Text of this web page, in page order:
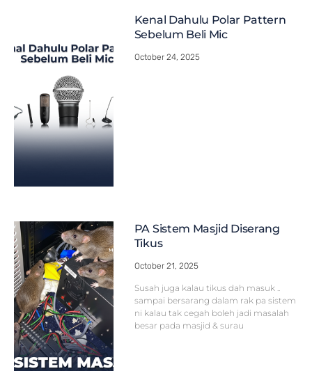
Kenal Dahulu Polar Pattern
Sebelum Beli Mic
October 24, 2025
PA Sistem Masjid Diserang
Tikus
October 21, 2025
Susah juga kalau tikus dah masuk ..
sampai bersarang dalam rak pa sistem
ni kalau tak cegah boleh jadi masalah
besar pada masjid & surau